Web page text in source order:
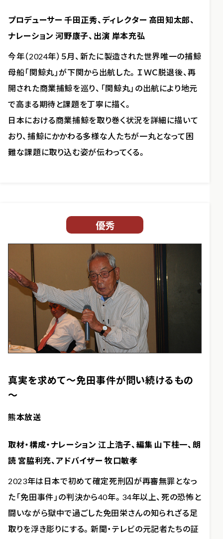
プロデューサー 千田正秀、ディレクター 高田知太郎、
ナレーション 河野康子、出演 岸本充弘
今年（2024年）５月、新たに製造された世界唯一の捕鯨
母船「関鯨丸」が下関から出航した。ＩＷＣ脱退後、再
開された商業捕鯨を巡り、「関鯨丸」の出航により地元
で高まる期待と課題を丁寧に描く。
日本における商業捕鯨を取り巻く状況を詳細に描いて
おり、捕鯨にかかわる多様な人たちが一丸となって困
難な課題に取り込む姿が伝わってくる。
優秀
真実を求めて～免田事件が問い続けるもの
～
熊本放送
取材・構成・ナレーション 江上浩子、編集 山下桂一、朗
読 宮脇利充、アドバイザー 牧口敏孝
2023年は日本で初めて確定死刑囚が再審無罪となっ
た「免田事件」の判決から40年。34年以上、死の恐怖と
闘いながら獄中で過ごした免田栄さんの知られざる足
取りを浮き彫りにする。新聞・テレビの元記者たちの証